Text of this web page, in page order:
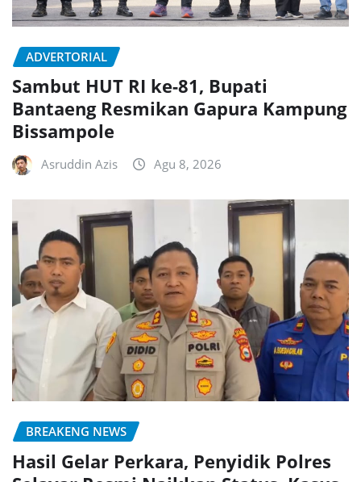
ADVERTORIAL
Sambut HUT RI ke-81, Bupati
Bantaeng Resmikan Gapura Kampung
Bissampole
Asruddin Azis Agu 8, 2026
BREAKENG NEWS
Hasil Gelar Perkara, Penyidik Polres